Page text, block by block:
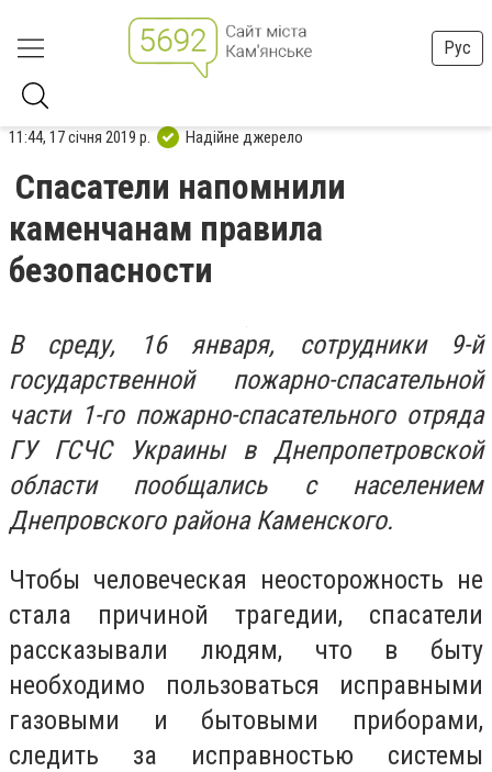
Рус
11:44, 17 січня 2019 р. Надійне джерело
Спасатели напомнили
каменчанам правила
безопасности
В среду, 16 января, сотрудники 9-й
государственной пожарно-спасательной
части 1-го пожарно-спасательного отряда
ГУ ГСЧС Украины в Днепропетровской
области пообщались с населением
Днепровского района Каменского.
Чтобы человеческая неосторожность не
стала причиной трагедии, спасатели
рассказывали людям, что в быту
необходимо пользоваться исправными
газовыми и бытовыми приборами,
следить за исправностью системы